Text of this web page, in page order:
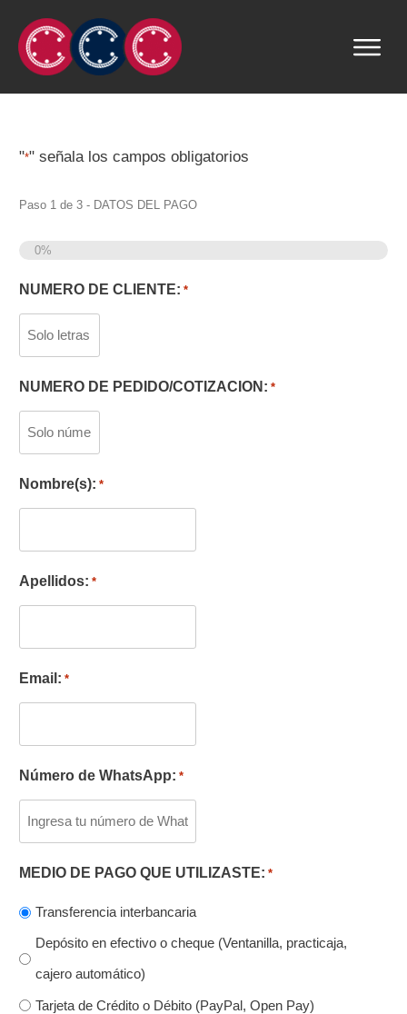
"*" señala los campos obligatorios
Paso 1 de 3 - DATOS DEL PAGO
0%
NUMERO DE CLIENTE: *
NUMERO DE PEDIDO/COTIZACION: *
Nombre(s): *
Apellidos: *
Email: *
Número de WhatsApp: *
MEDIO DE PAGO QUE UTILIZASTE: *
Transferencia interbancaria
Depósito en efectivo o cheque (Ventanilla, practicaja,
cajero automático)
Tarjeta de Crédito o Débito (PayPal, Open Pay)